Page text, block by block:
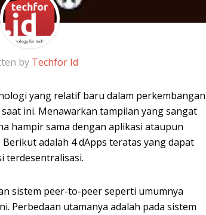
by Techfor Id
yang relatif baru dalam perkembangan
ini. Menawarkan tampilan yang sangat
hampir sama dengan aplikasi ataupun
adalah 4 dApps teratas yang dapat
terdesentralisasi.
sistem peer-to-peer seperti umumnya
Perbedaan utamanya adalah pada sistem